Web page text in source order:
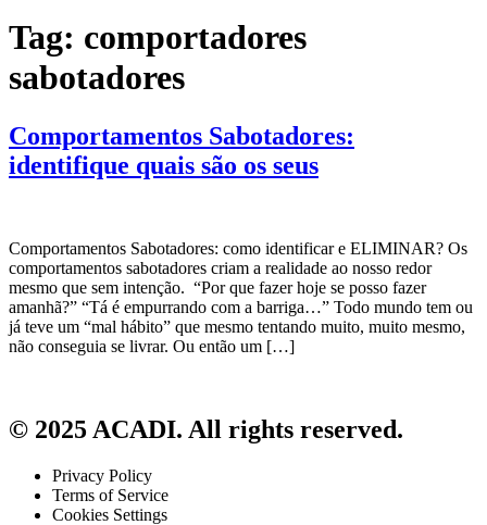
Tag: comportadores
sabotadores
Comportamentos Sabotadores:
identifique quais são os seus
Comportamentos Sabotadores: como identificar e ELIMINAR? Os
comportamentos sabotadores criam a realidade ao nosso redor
mesmo que sem intenção. “Por que fazer hoje se posso fazer
amanhã?” “Tá é empurrando com a barriga…” Todo mundo tem ou
já teve um “mal hábito” que mesmo tentando muito, muito mesmo,
não conseguia se livrar. Ou então um […]
© 2025 ACADI. All rights reserved.
Privacy Policy
Terms of Service
Cookies Settings